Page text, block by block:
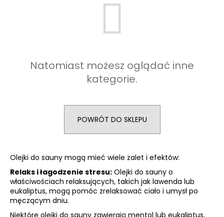
Natomiast możesz oglądać inne
kategorie.
POWRÓT DO SKLEPU
Olejki do sauny mogą mieć wiele zalet i efektów:
Relaks i łagodzenie stresu: Olejki do sauny o
właściwościach relaksujących, takich jak lawenda lub
eukaliptus, mogą pomóc zrelaksować ciało i umysł po
męczącym dniu.
Niektóre olejki do sauny zawierają mentol lub eukaliptus,
SZUKAJ
e
a
m
y